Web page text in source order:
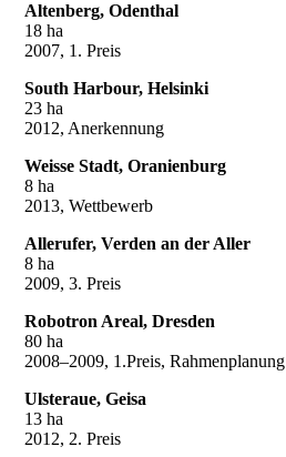
Altenberg, Odenthal
18 ha
2007, 1. Preis
South Harbour, Helsinki
23 ha
2012, Anerkennung
Weisse Stadt, Oranienburg
8 ha
2013, Wettbewerb
Allerufer, Verden an der Aller
8 ha
2009, 3. Preis
Robotron Areal, Dresden
80 ha
2008–2009, 1.Preis, Rahmenplanung
Ulsteraue, Geisa
13 ha
2012, 2. Preis